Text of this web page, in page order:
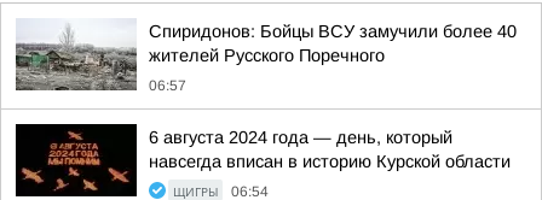
Спиридонов: Бойцы ВСУ замучили более 40
жителей Русского Поречного
06:57
6 августа 2024 года — день, который
навсегда вписан в историю Курской области
ЩИГРЫ 06:54